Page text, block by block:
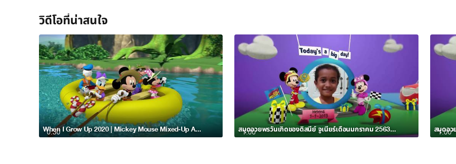
วิดีโอที่น่าสนใจ
0:30 When I Grow Up 2020 | Mickey Mouse Mixed-Up Adventures 1:00 สมุดอวยพรวันเกิดของดิสนีย์ จูเนียร์เดือนมกราคม 2563 อัลบั้ม 7 1:00